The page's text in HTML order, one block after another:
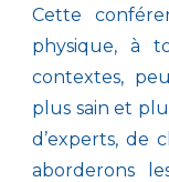
Cette
physique, à
contextes,
plus sain et
d’experts, de
aborderons